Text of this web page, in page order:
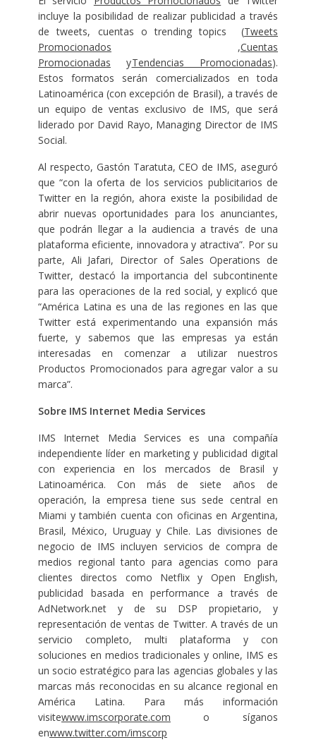
incluye la posibilidad de realizar publicidad a través
de tweets, cuentas o trending topics (Tweets
Promocionados ,Cuentas
Promocionadas yTendencias Promocionadas).
Estos formatos serán comercializados en toda
Latinoamérica (con excepción de Brasil), a través de
un equipo de ventas exclusivo de IMS, que será
liderado por David Rayo, Managing Director de IMS
Social.
Al respecto, Gastón Taratuta, CEO de IMS, aseguró
que “con la oferta de los servicios publicitarios de
Twitter en la región, ahora existe la posibilidad de
abrir nuevas oportunidades para los anunciantes,
que podrán llegar a la audiencia a través de una
plataforma eficiente, innovadora y atractiva”. Por su
parte, Ali Jafari, Director of Sales Operations de
Twitter, destacó la importancia del subcontinente
para las operaciones de la red social, y explicó que
“América Latina es una de las regiones en las que
Twitter está experimentando una expansión más
fuerte, y sabemos que las empresas ya están
interesadas en comenzar a utilizar nuestros
Productos Promocionados para agregar valor a su
marca”.
Sobre IMS Internet Media Services
IMS Internet Media Services es una compañía
independiente líder en marketing y publicidad digital
con experiencia en los mercados de Brasil y
Latinoamérica. Con más de siete años de
operación, la empresa tiene sus sede central en
Miami y también cuenta con oficinas en Argentina,
Brasil, México, Uruguay y Chile. Las divisiones de
negocio de IMS incluyen servicios de compra de
medios regional tanto para agencias como para
clientes directos como Netflix y Open English,
publicidad basada en performance a través de
AdNetwork.net y de su DSP propietario, y
representación de ventas de Twitter. A través de un
servicio completo, multi plataforma y con
soluciones en medios tradicionales y online, IMS es
un socio estratégico para las agencias globales y las
marcas más reconocidas en su alcance regional en
América Latina. Para más información
visitewww.imscorporate.com o síganos
enwww.twitter.com/imscorp